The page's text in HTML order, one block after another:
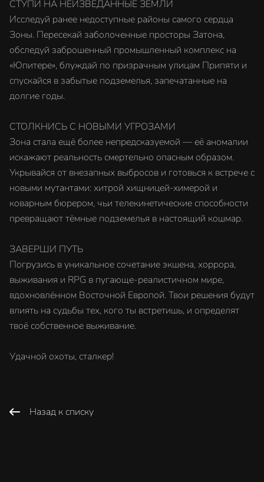
СТУПИ НА НЕИЗВЕДАННЫЕ ЗЕМЛИ
Исследуй ранее недоступные районы самого сердца
Зоны. Пересекай заболоченные просторы Затона,
обследуй заброшенный промышленный комплекс на
«Юпитере», блуждай по призрачным улицам Припяти и
спускайся в забытые подземелья, запечатанные на
долгие годы.
СТОЛКНИСЬ С НОВЫМИ УГРОЗАМИ
Зона стала ещё более непредсказуемой — её аномалии
искажают реальность смертельно опасным образом.
Укрывайся от внезапных выбросов и готовься к встрече с
новыми мутантами: хитрой хищницей-химерой и
коварным бюрером, чьи телекинетические способности
превращают тёмные подземелья в настоящий кошмар.
ЗАВЕРШИ ПУТЬ
Погрузись в уникальное сочетание экшена, хоррора,
выживания и RPG в пугающе-реалистичном мире,
вдохновлённом Восточной Европой. Твои решения будут
влиять на судьбы тех, кого ты встретишь, и определят
твоё собственное выживание.
Удачной охоты, сталкер!
Назад к списку